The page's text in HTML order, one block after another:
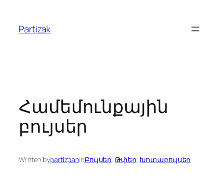
content
Partizak
Համեմունքային
բույսեր
Written bypartizpaninԲույսեր, Թփեր, Խոտաբույսեր